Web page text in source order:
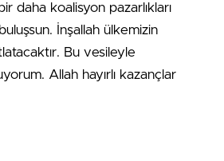
daha koalisyon pazarlıkları
İnşallah ülkemizin
Bu vesileyle
Allah hayırlı kazançlar